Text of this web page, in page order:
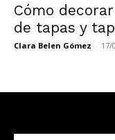
Cómo
de tapas y
Clara Belen Gómez - 17/